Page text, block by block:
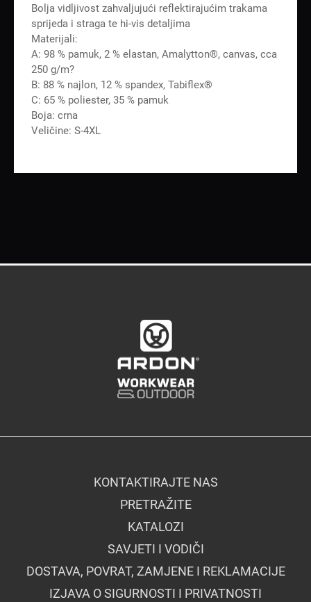
Bolja vidljivost zahvaljujući reflektirajućim trakama
sprijeda i straga te hi-vis detaljima
Materijali:
A: 98 % pamuk, 2 % elastan, Amalytton®, canvas, cca
250 g/m?
B: 88 % najlon, 12 % spandex, Tabiflex®
C: 65 % poliester, 35 % pamuk
Boja: crna
Veličine: S-4XL
KONTAKTIRAJTE NAS
PRETRAŽITE
KATALOZI
SAVJETI I VODIČI
DOSTAVA, POVRAT, ZAMJENE I REKLAMACIJE
IZJAVA O SIGURNOSTI I PRIVATNOSTI